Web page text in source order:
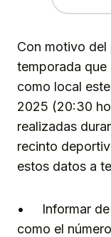
Con motivo del
temporada
como local
2025 (20:30
realizadas
recinto
estos datos a
• Informar de
como el